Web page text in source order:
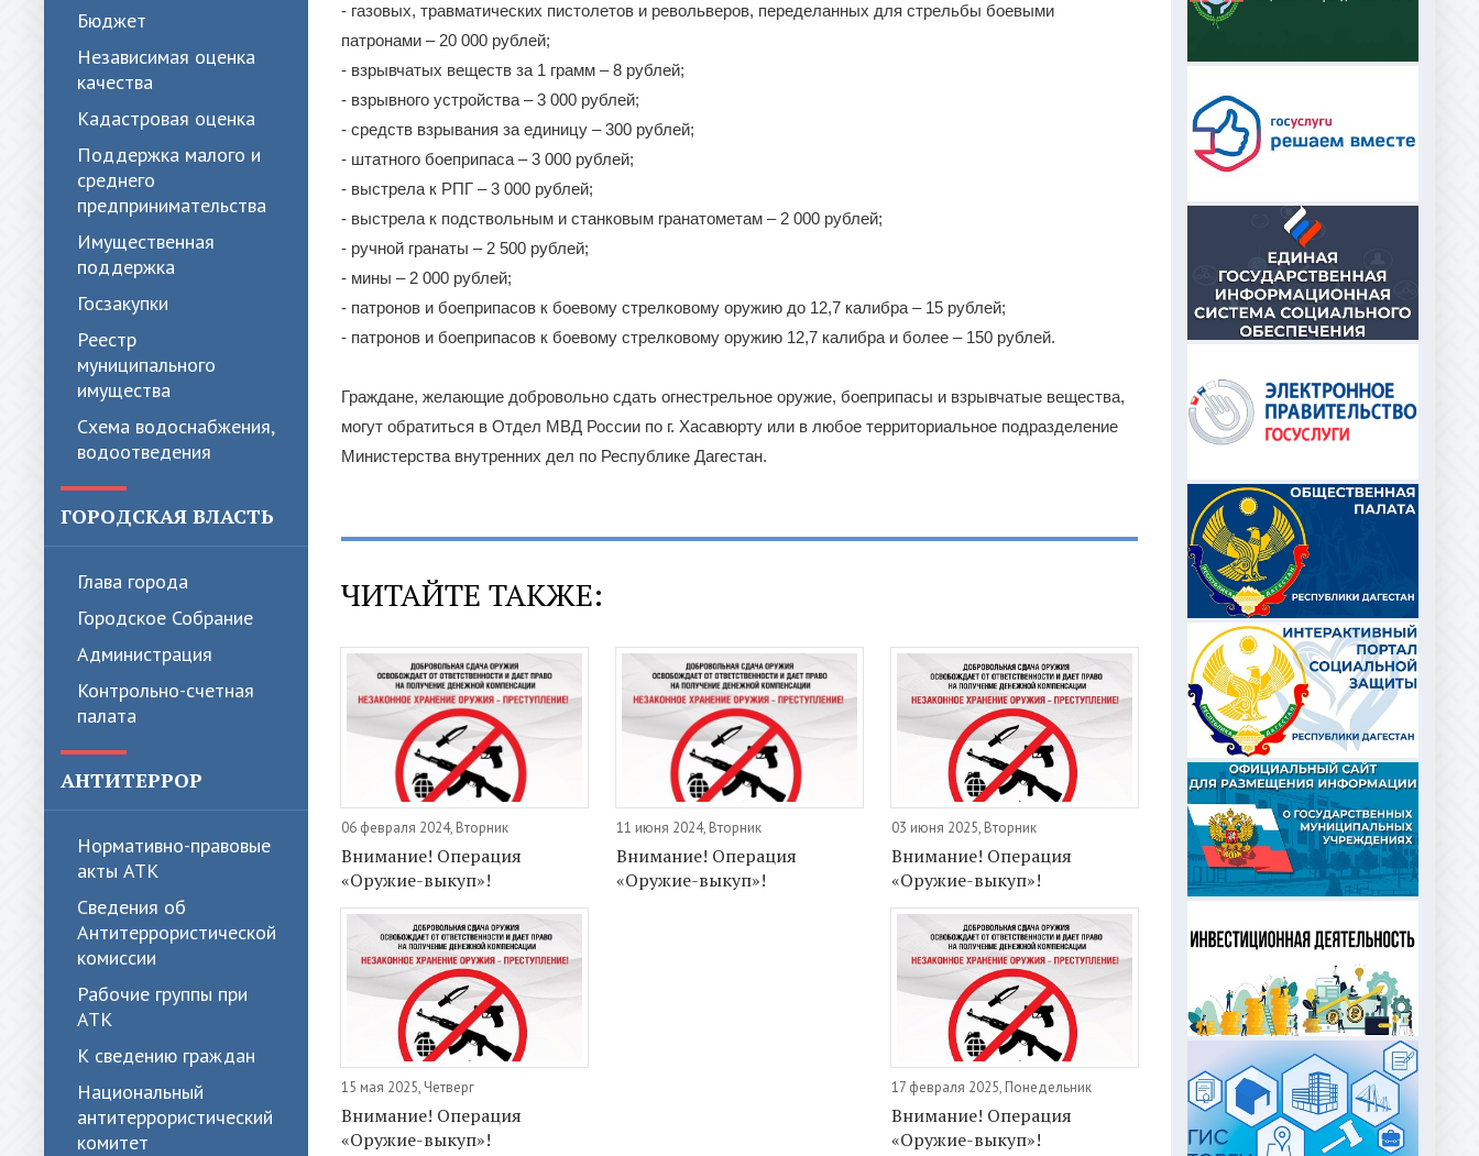
Бюджет
Независимая оценка
качества
Кадастровая оценка
Поддержка малого и
среднего
предпринимательства
Имущественная
поддержка
Госзакупки
Реестр
муниципального
имущества
Схема водоснабжения,
водоотведения
ГОРОДСКАЯ ВЛАСТЬ
Глава города
Городское Собрание
Администрация
Контрольно-счетная
палата
АНТИТЕРРОР
Нормативно-правовые
акты АТК
Сведения об
Антитеррористической
комиссии
Рабочие группы при
АТК
К сведению граждан
Национальный
антитеррористический
комитет
- газовых, травматических пистолетов и револьверов, переделанных для стрельбы боевыми
патронами – 20 000 рублей;
- взрывчатых веществ за 1 грамм – 8 рублей;
- взрывного устройства – 3 000 рублей;
- средств взрывания за единицу – 300 рублей;
- штатного боеприпаса – 3 000 рублей;
- выстрела к РПГ – 3 000 рублей;
- выстрела к подствольным и станковым гранатометам – 2 000 рублей;
- ручной гранаты – 2 500 рублей;
- мины – 2 000 рублей;
- патронов и боеприпасов к боевому стрелковому оружию до 12,7 калибра – 15 рублей;
- патронов и боеприпасов к боевому стрелковому оружию 12,7 калибра и более – 150 рублей.
Граждане, желающие добровольно сдать огнестрельное оружие, боеприпасы и взрывчатые вещества,
могут обратиться в Отдел МВД России по г. Хасавюрту или в любое территориальное подразделение
Министерства внутренних дел по Республике Дагестан.
ЧИТАЙТЕ ТАКЖЕ:
06 февраля 2024, Вторник
Внимание! Операция
«Оружие-выкуп»!
11 июня 2024, Вторник
Внимание! Операция
«Оружие-выкуп»!
03 июня 2025, Вторник
Внимание! Операция
«Оружие-выкуп»!
15 мая 2025, Четверг
Внимание! Операция
«Оружие-выкуп»!
17 февраля 2025, Понедельник
Внимание! Операция
«Оружие-выкуп»!